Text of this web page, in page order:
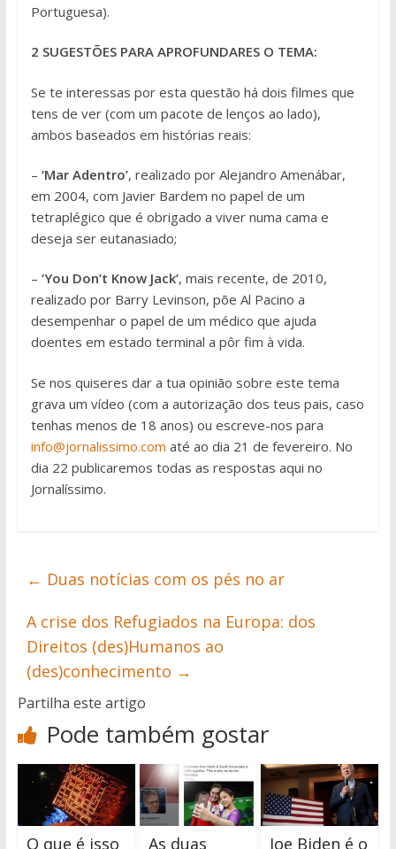
Portuguesa).
2 SUGESTÕES PARA APROFUNDARES O TEMA:
Se te interessas por esta questão há dois filmes que
tens de ver (com um pacote de lenços ao lado),
ambos baseados em histórias reais:
– ‘Mar Adentro’, realizado por Alejandro Amenábar,
em 2004, com Javier Bardem no papel de um
tetraplégico que é obrigado a viver numa cama e
deseja ser eutanasiado;
– ‘You Don’t Know Jack’, mais recente, de 2010,
realizado por Barry Levinson, põe Al Pacino a
desempenhar o papel de um médico que ajuda
doentes em estado terminal a pôr fim à vida.
Se nos quiseres dar a tua opinião sobre este tema
grava um vídeo (com a autorização dos teus pais, caso
tenhas menos de 18 anos) ou escreve-nos para
info@jornalissimo.com até ao dia 21 de fevereiro. No
dia 22 publicaremos todas as respostas aqui no
Jornalíssimo.
← Duas notícias com os pés no ar
A crise dos Refugiados na Europa: dos
Direitos (des)Humanos ao
(des)conhecimento →
Partilha este artigo
Pode também gostar
O que é isso As duas Joe Biden é o